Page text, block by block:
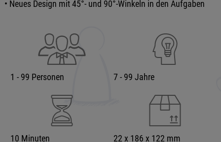
• Neues Design mit 45°- und 90°-Winkeln in den Aufgaben
1 - 99 Personen 7 - 99 Jahre
10 Minuten 22 x 186 x 122 mm